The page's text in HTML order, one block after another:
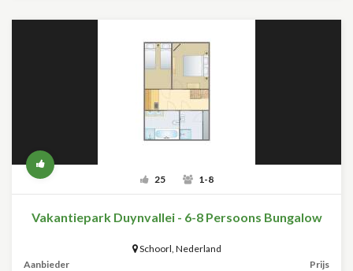
25 1-8
Vakantiepark Duynvallei - 6-8 Persoons Bungalow
Schoorl, Nederland
Aanbieder
Prijs